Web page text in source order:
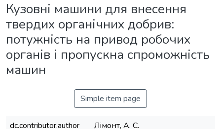
Кузовні машини для внесення
твердих органічних добрив:
потужність на привод робочих
органів і пропускна спроможність
машин
Simple item page
dc.contributor.author
Лімонт, А. С.